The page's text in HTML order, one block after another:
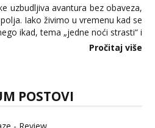
uzbudljiva avantura bez obaveza,
Iako živimo u vremenu kad se
ikad, tema „jedne noći strasti“ i
Što zapravo misle žene, a što
Pročitaj više
POSTOVI